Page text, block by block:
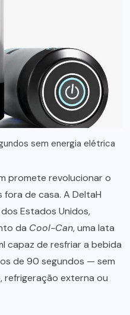
sem energia elétrica
promete revolucionar o
de casa. A DeltaH
Estados Unidos,
da Cool-Can, uma lata
capaz de resfriar a bebida
de 90 segundos — sem
refrigeração externa ou